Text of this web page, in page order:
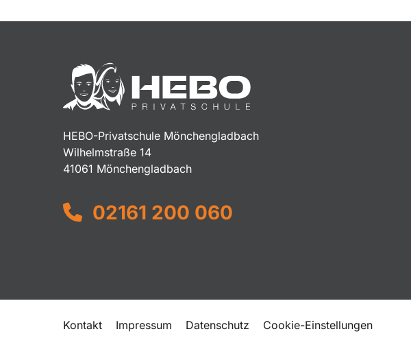
HEBO-Privatschule Mönchengladbach
Wilhelmstraße 14
41061 Mönchengladbach
02161 200 060
Kontakt Impressum Datenschutz Cookie-Einstellungen